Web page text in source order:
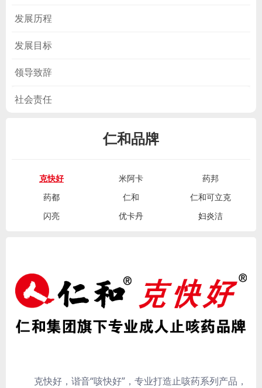
发展历程
发展目标
领导致辞
社会责任
仁和品牌
克快好 米阿卡
药邦
药都
仁和
仁和可立克
闪亮
优卡丹 妇炎洁
克快好，谐音“咳快好”，专业打造止咳药系列产品，